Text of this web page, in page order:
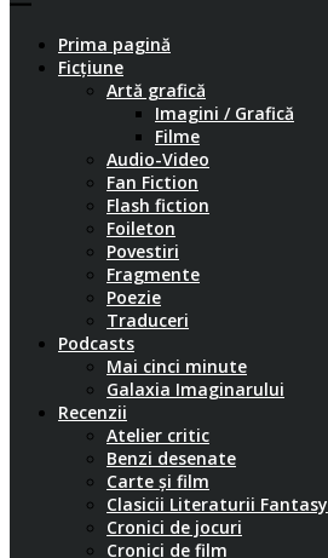
Prima pagină
Ficțiune
Artă grafică
Imagini / Grafică
Filme
Audio-Video
Fan Fiction
Flash fiction
Foileton
Povestiri
Fragmente
Poezie
Traduceri
Podcasts
Mai cinci minute
Galaxia Imaginarului
Recenzii
Atelier critic
Benzi desenate
Carte și film
Clasicii Literaturii Fantasy
Cronici de jocuri
Cronici de film